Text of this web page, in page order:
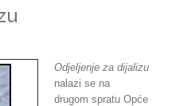
Odjeljenje za dijalizu
nalazi se na
drugom spratu Opće